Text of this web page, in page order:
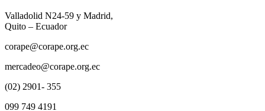
Valladolid N24-59 y Madrid,
Quito – Ecuador
corape@corape.org.ec
mercadeo@corape.org.ec
(02) 2901- 355
099 749 4191